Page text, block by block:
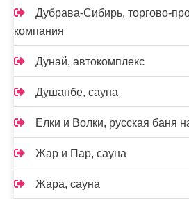
Дубрава-Сибирь, торгово-
компания
Дунай, автокомплекс
Душанбе, сауна
Елки и Волки, русская баня
Жар и Пар, сауна
Жара, сауна